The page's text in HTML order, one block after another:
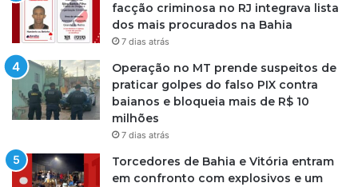
facção criminosa no RJ integrava lista
dos mais procurados na Bahia
7 dias atrás
Operação no MT prende suspeitos de
praticar golpes do falso PIX contra
baianos e bloqueia mais de R$ 10
milhões
7 dias atrás
Torcedores de Bahia e Vitória entram
em confronto com explosivos e um